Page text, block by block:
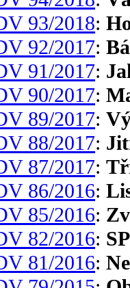
93/2018:
92/2017:
91/2017:
90/2017:
89/2017:
88/2017:
87/2017:
86/2016:
85/2016:
82/2016:
81/2016: